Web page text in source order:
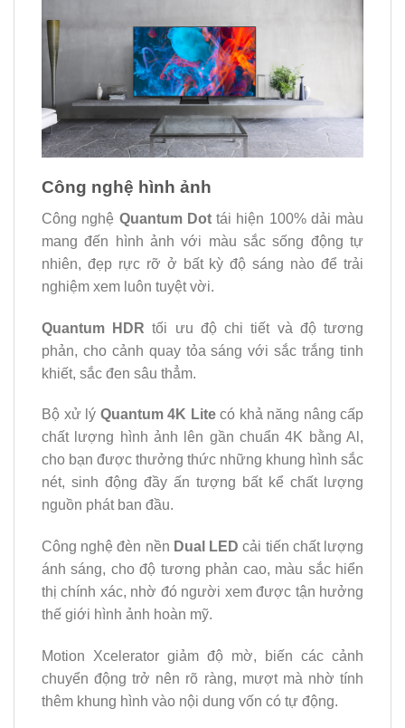
Công nghệ hình ảnh
Công nghệ Quantum Dottái hiện 100% dải màu
mang đến hình ảnh với màu sắc sống động tự
nhiên, đẹp rực rỡ ở bất kỳ độ sáng nào để trải
nghiệm xem luôn tuyệt vời.
Quantum HDR tối ưu độ chi tiết và độ tương
phản, cho cảnh quay tỏa sáng với sắc trắng tinh
khiết, sắc đen sâu thẳm.
Bộ xử lý Quantum 4K Litecó khả năng nâng cấp
chất lượng hình ảnh lên gần chuẩn 4K bằng Al,
cho bạn được thưởng thức những khung hình sắc
nét, sinh động đầy ấn tượng bất kể chất lượng
nguồn phát ban đầu.
Công nghệ đèn nền Dual LED cải tiến chất lượng
ánh sáng, cho độ tương phản cao, màu sắc hiển
thị chính xác, nhờ đó người xem được tận hưởng
thế giới hình ảnh hoàn mỹ.
Motion Xcelerator giảm độ mờ, biến các cảnh
chuyển động trở nên rõ ràng, mượt mà nhờ tính
thêm khung hình vào nội dung vốn có tự động.